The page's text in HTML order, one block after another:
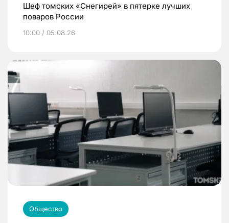
Шеф томских «Снегирей» в пятерке лучших
поваров России
10:00 / 05.08.26
Общество